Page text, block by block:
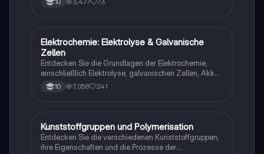
Arbeitsblätter bieten eine umfassende Analyse der
kompetitiver und allosterischer Hemmung. Ideal für
das Verständnis von Enzymkinetik und
Reaktionsmechanismen.
10
Chemie
Elektrochemie: Elektrolyse & Galvanische
Zellen
Entdecken Sie die Grundlagen der Elektrochemie,
einschließlich Elektrolyse, galvanischen Zellen, Akkus
und Redoxreaktionen. Diese Zusammenfassung
bietet eine klare Übersicht über die wichtigsten
10 7,058 241
Chemie
Kunststoffgruppen und Polymerisation
Entdecken Sie die verschiedenen Kunststoffgruppen,
ihre Eigenschaften und die Prozesse der